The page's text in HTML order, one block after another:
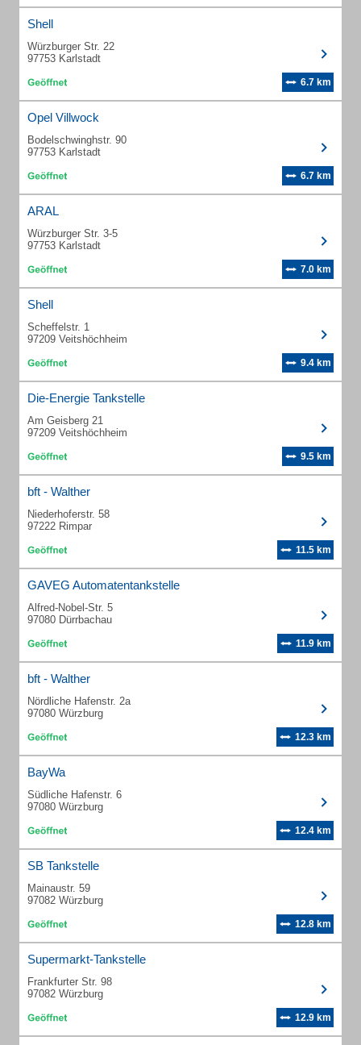
Shell
Würzburger Str. 22
97753 Karlstadt
6.7 km
Opel Villwock
Bodelschwinghstr. 90
97753 Karlstadt
6.7 km
ARAL
Würzburger Str. 3-5
97753 Karlstadt
7.0 km
Shell
Scheffelstr. 1
97209 Veitshöchheim
9.4 km
Die-Energie Tankstelle
Am Geisberg 21
97209 Veitshöchheim
9.5 km
bft - Walther
Niederhoferstr. 58
97222 Rimpar
11.5 km
GAVEG Automatentankstelle
Alfred-Nobel-Str. 5
97080 Dürrbachau
11.9 km
bft - Walther
Nördliche Hafenstr. 2a
97080 Würzburg
12.3 km
BayWa
Südliche Hafenstr. 6
97080 Würzburg
12.4 km
SB Tankstelle
Mainaustr. 59
97082 Würzburg
12.8 km
Supermarkt-Tankstelle
Frankfurter Str. 98
97082 Würzburg
12.9 km